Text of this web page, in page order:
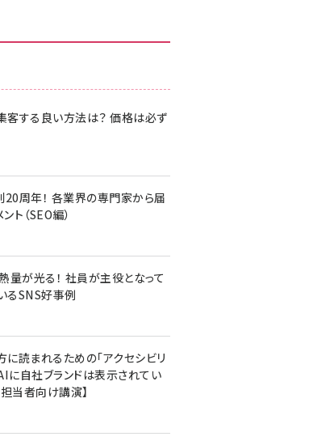
z世代 (1622)
meo (1275)
客する良い方法は？ 価格は必ず
20周年！ 各業界の専門家から届
ト（SEO編）
量が光る！ 社員が主役となって
るSNS好事例
読まれるための「アクセシビリ
に自社ブランドは表示されてい
当者向け講演】